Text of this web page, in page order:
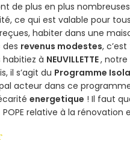
de plus en plus
ce qui est valable pour
habiter dans une
des revenus modestes,
à NEUVILLETTE,
il s’agit du Programme
acteur dans ce
energetique ! Il faut
relative à la